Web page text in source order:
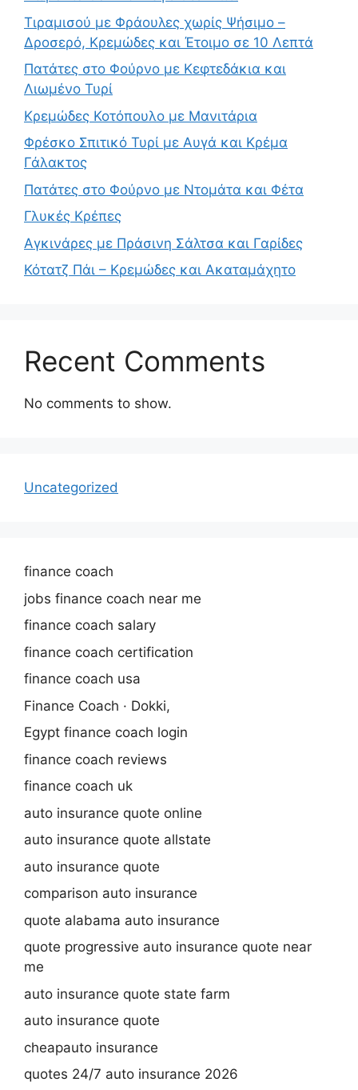
Τιραμισού με Φράουλες χωρίς Ψήσιμο –
Δροσερό, Κρεμώδες και Έτοιμο σε 10 Λεπτά
Πατάτες στο Φούρνο με Κεφτεδάκια και
Λιωμένο Τυρί
Κρεμώδες Κοτόπουλο με Μανιτάρια
Φρέσκο Σπιτικό Τυρί με Αυγά και Κρέμα
Γάλακτος
Πατάτες στο Φούρνο με Ντομάτα και Φέτα
Γλυκές Κρέπες
Αγκινάρες με Πράσινη Σάλτσα και Γαρίδες
Κότατζ Πάι – Κρεμώδες και Ακαταμάχητο
Recent Comments
No comments to show.
Uncategorized
finance coach
jobs finance coach near me
finance coach salary
finance coach certification
finance coach usa
Finance Coach · Dokki,
Egypt finance coach login
finance coach reviews
finance coach uk
auto insurance quote online
auto insurance quote allstate
auto insurance quote
comparison auto insurance
quote alabama auto insurance
quote progressive auto insurance quote near
me
auto insurance quote state farm
auto insurance quote
cheapauto insurance
quotes 24/7 auto insurance 2026